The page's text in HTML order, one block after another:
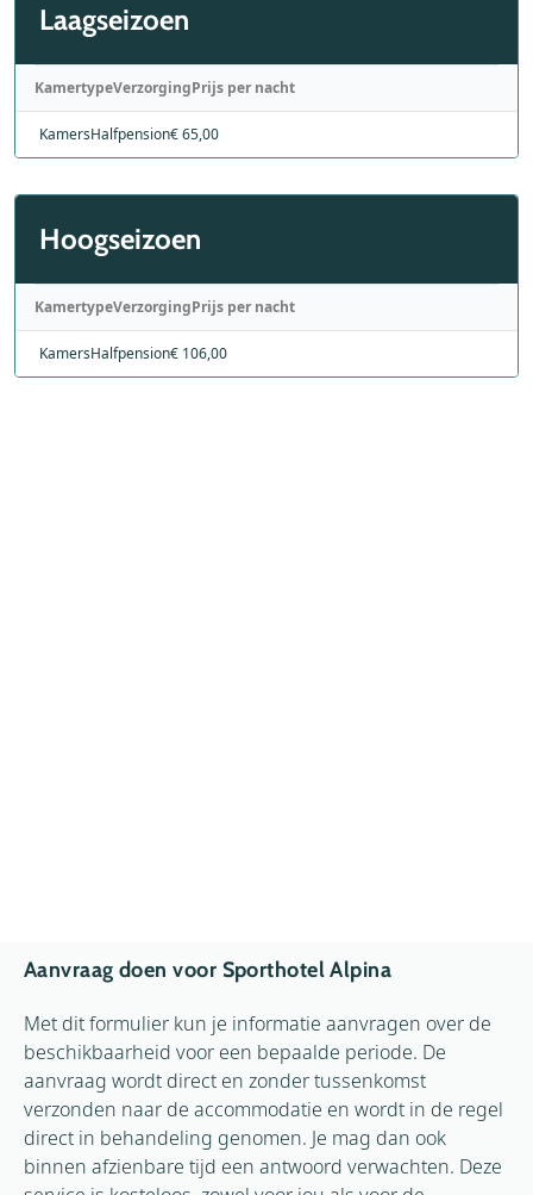
Laagseizoen
KamertypeVerzorgingPrijs per nacht
KamersHalfpension€ 65,00
Hoogseizoen
KamertypeVerzorgingPrijs per nacht
KamersHalfpension€ 106,00
Aanvraag doen voor Sporthotel Alpina
Met dit formulier kun je informatie aanvragen over de
beschikbaarheid voor een bepaalde periode. De
aanvraag wordt direct en zonder tussenkomst
verzonden naar de accommodatie en wordt in de regel
direct in behandeling genomen. Je mag dan ook
binnen afzienbare tijd een antwoord verwachten. Deze